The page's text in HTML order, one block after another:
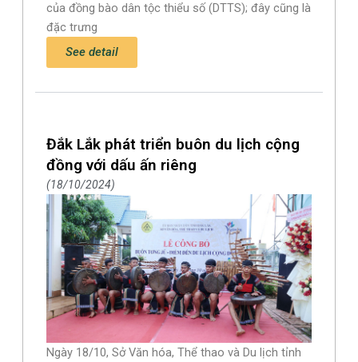
của đồng bào dân tộc thiểu số (DTTS); đây cũng là
đặc trưng
See detail
Đắk Lắk phát triển buôn du lịch cộng
đồng với dấu ấn riêng
18/10/2024
Ngày 18/10, Sở Văn hóa, Thể thao và Du lịch tỉnh